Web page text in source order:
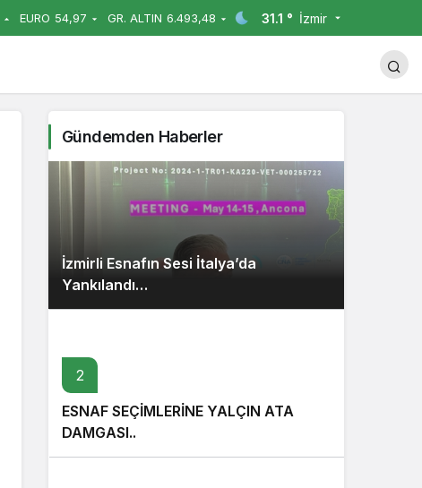
EURO 54,97 GR. ALTIN 6.493,48 31.1 ° İzmir
Gündemden Haberler
İzmirli Esnafın Sesi İtalya’da
Yankılandı…
2
ESNAF SEÇİMLERİNE YALÇIN ATA
DAMGASI..
Yorum Yap